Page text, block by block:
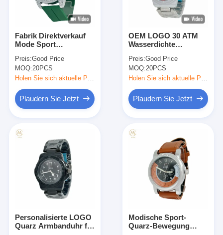
Fabrik Direktverkauf
Mode Sport
Armbanduhren
Preis:Good Price
MOQ:20PCS
Plaudern Sie Jetzt
OEM LOGO 30 ATM
Wasserdichte
Preis:Good Price
MOQ:20PCS
Plaudern Sie Jetzt
Personalisierte LOGO
Quarz Armbanduhr für
Modische Sport-
Quarz-Bewegung